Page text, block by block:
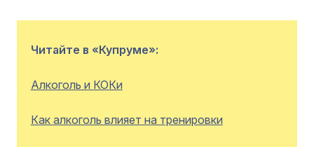
Читайте в «Купруме»:
Алкоголь и КОКи
Как алкоголь влияет на тренировки